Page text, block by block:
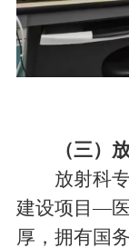
（三）
放射科
建设项目—
厚，拥有国